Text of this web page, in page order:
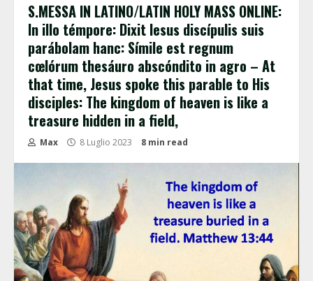
S.MESSA IN LATINO/LATIN HOLY MASS ONLINE:
In illo témpore: Dixit Iesus discípulis suis
parábolam hanc: Símile est regnum
cœlórum thesáuro abscóndito in agro – At
that time, Jesus spoke this parable to His
disciples: The kingdom of heaven is like a
treasure hidden in a field,
Max 8 Luglio 2023 8 min read